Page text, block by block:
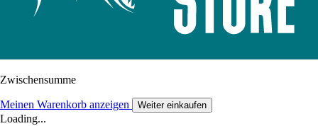
Zwischensumme
Meinen Warenkorb anzeigen Weiter einkaufen
Loading...